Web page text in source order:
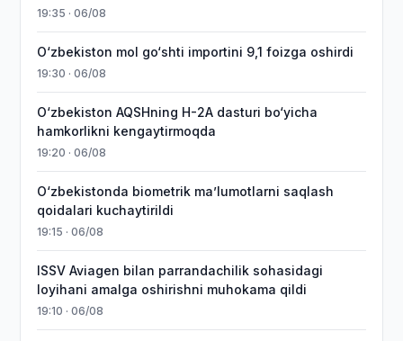
19:35 · 06/08
O‘zbekiston mol go‘shti importini 9,1 foizga oshirdi
19:30 · 06/08
O‘zbekiston AQSHning H-2A dasturi bo‘yicha
hamkorlikni kengaytirmoqda
19:20 · 06/08
O‘zbekistonda biometrik maʼlumotlarni saqlash
qoidalari kuchaytirildi
19:15 · 06/08
ISSV Aviagen bilan parrandachilik sohasidagi
loyihani amalga oshirishni muhokama qildi
19:10 · 06/08